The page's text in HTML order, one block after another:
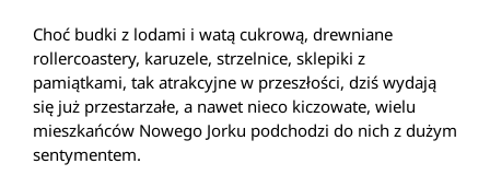
Choć budki z lodami i watą cukrową, drewniane
rollercoastery, karuzele, strzelnice, sklepiki z
pamiątkami, tak atrakcyjne w przeszłości, dziś wydają
się już przestarzałe, a nawet nieco kiczowate, wielu
mieszkańców Nowego Jorku podchodzi do nich z dużym
sentymentem.